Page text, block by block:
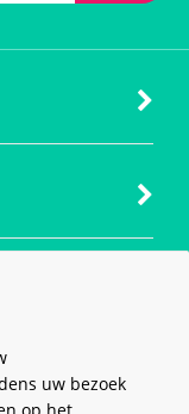
uw bezoek